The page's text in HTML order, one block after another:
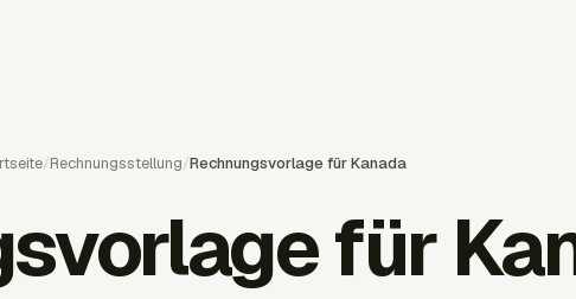
/Rechnungsstellung/Rechnungsvorlage für Kanada
für